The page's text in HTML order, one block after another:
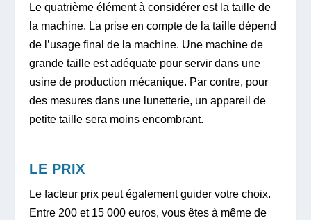
Le quatrième élément à considérer est la taille de
la machine. La prise en compte de la taille dépend
de l’usage final de la machine. Une machine de
grande taille est adéquate pour servir dans une
usine de production mécanique. Par contre, pour
des mesures dans une lunetterie, un appareil de
petite taille sera moins encombrant.
LE PRIX
Le facteur prix peut également guider votre choix.
Entre 200 et 15 000 euros, vous êtes à même de